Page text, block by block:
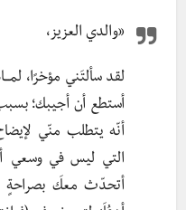
«والدي العزيز،
لقد سألتَني مؤخرًا،
أستطع أن أجيبك؛
أنّه يتطلب منّي
التي ليس في وسعي
أتحدّث معكَ بصراحةٍ